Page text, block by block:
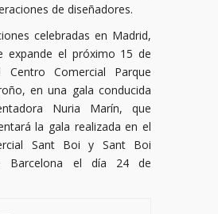
de diseñadores.
celebradas en Madrid,
expande el próximo 15 de
Centro Comercial Parque
en una gala conducida
Nuria Marín, que
la gala realizada en el
Sant Boi y Sant Boi
Barcelona el día 24 de